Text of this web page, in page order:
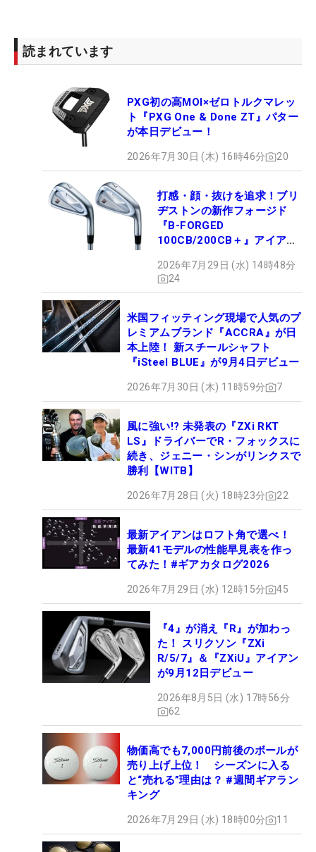
読まれています
PXG初の高MOI×ゼロトルクマレッ
ト『PXG One & Done ZT』パター
が本日デビュー！
2026年7月30日 (木) 16時46分 20
打感・顔・抜けを追求！ブリ
ヂストンの新作フォージド
『B-FORGED
100CB/200CB＋』アイアン
2026年7月29日 (水) 14時48分
24
米国フィッティング現場で人気のプ
レミアムブランド『ACCRA』が日
本上陸！ 新スチールシャフト
『iSteel BLUE』が9月4日デビュー
2026年7月30日 (木) 11時59分 7
風に強い!? 未発表の『ZXi RKT
LS』ドライバーでR・フォックスに
続き、ジェニー・シンがリンクスで
勝利【WITB】
2026年7月28日 (火) 18時23分 22
最新アイアンはロフト角で選べ！
最新41モデルの性能早見表を作っ
てみた！#ギアカタログ2026
2026年7月29日 (水) 12時15分 45
『4』が消え『R』が加わっ
た！ スリクソン『ZXi
R/5/7』＆『ZXiU』アイアン
が9月12日デビュー
2026年8月5日 (水) 17時56分
62
物価高でも7,000円前後のボールが
売り上げ上位！ シーズンに入る
と“売れる”理由は？ #週間ギアラン
キング
2026年7月29日 (水) 18時00分 11